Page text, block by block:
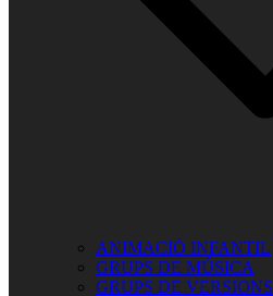
ANIMACIÓ INFANTIL
GRUPS DE MÚSICA
GRUPS DE VERSIONS